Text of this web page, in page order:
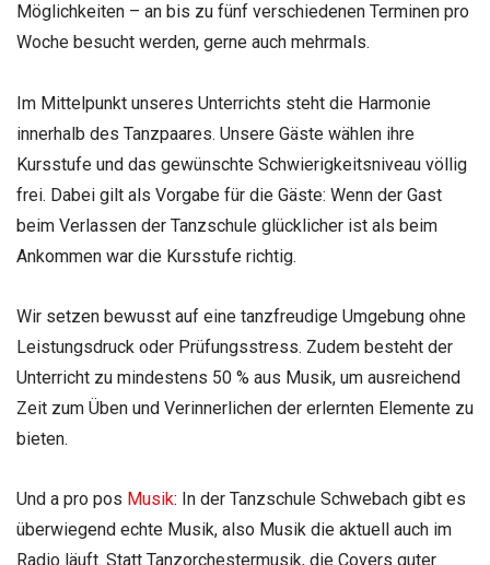
Möglichkeiten – an bis zu fünf verschiedenen Terminen pro
Woche besucht werden, gerne auch mehrmals.
Im Mittelpunkt unseres Unterrichts steht die Harmonie
innerhalb des Tanzpaares. Unsere Gäste wählen ihre
Kursstufe und das gewünschte Schwierigkeitsniveau völlig
frei. Dabei gilt als Vorgabe für die Gäste: Wenn der Gast
beim Verlassen der Tanzschule glücklicher ist als beim
Ankommen war die Kursstufe richtig.
Wir setzen bewusst auf eine tanzfreudige Umgebung ohne
Leistungsdruck oder Prüfungsstress. Zudem besteht der
Unterricht zu mindestens 50 % aus Musik, um ausreichend
Zeit zum Üben und Verinnerlichen der erlernten Elemente zu
bieten.
Und a pro pos Musik: In der Tanzschule Schwebach gibt es
überwiegend echte Musik, also Musik die aktuell auch im
Radio läuft. Statt Tanzorchestermusik, die Covers guter